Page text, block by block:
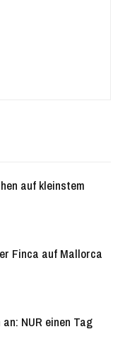
auf kleinstem
Finca auf Mallorca
NUR einen Tag